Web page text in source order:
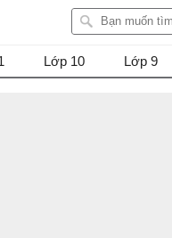
Lớp 10 Lớp 9